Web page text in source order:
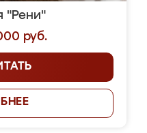
"Рени"
руб.